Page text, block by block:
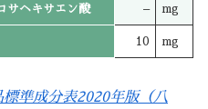
サヘキサエン酸 – mg
10 mg
準成分表2020年版（八